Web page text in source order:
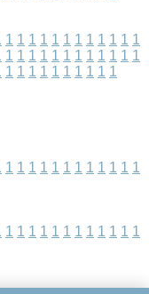
1 1 1 1 1 1 1 1 1 1 1 1
1 1 1 1 1 1 1 1 1 1 1 1
1 1 1 1 1 1 1 1 1 1
1 1 1 1 1 1 1 1 1 1 1 1
1 1 1 1 1 1 1 1 1 1 1 1